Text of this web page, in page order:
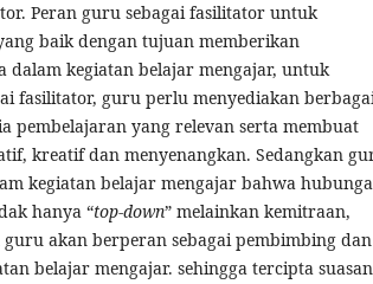
Peran guru sebagai fasilitator untuk
baik dengan tujuan memberikan
dalam kegiatan belajar mengajar, untuk
fasilitator, guru perlu menyediakan
pembelajaran yang relevan serta membuat
kreatif dan menyenangkan. Sedangkan
kegiatan belajar mengajar bahwa
hanya “top-down” melainkan kemitraan,
akan berperan sebagai pembimbing dan
belajar mengajar. sehingga tercipta